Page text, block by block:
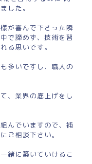
した。
が喜んで下さった瞬
で諦めず、技術を習
る思いです。
多いですし、職人の
、業界の底上げをし
んでいますので、補
ご相談下さい。
緒に築いていけるこ